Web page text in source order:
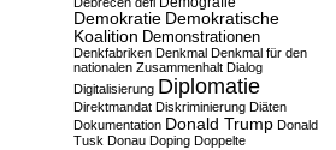
Demokratie Demokratische
Koalition Demonstrationen
Denkfabriken Denkmal Denkmal für den
nationalen Zusammenhalt Dialog
Digitalisierung Diplomatie
Direktmandat Diskriminierung Diäten
Dokumentation Donald Trump Donald
Tusk Donau Doping Doppelte